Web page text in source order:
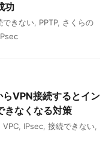
功
できない PPTP, さくらの
VPN接続するとイン
きなくなる対策
VPC IPsec 接続できない